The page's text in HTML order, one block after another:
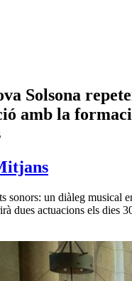
Solsona
amb la
sonors: un diàleg musical
dues actuacions els dies